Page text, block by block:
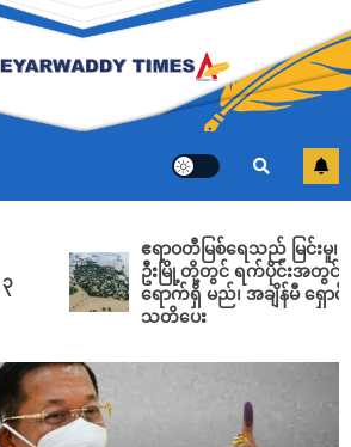
ဧရာဝတီမြစ်ရေသည် မြင်းမူ၊ ပခုက္ကူနှင့် ည
ဦးမြို့တို့တွင် ရက်ပိုင်းအတွင်း စိုးရိမ်ရေမှ
ရောက်ရှိ မည်၊ အချိန်မီ ရှောင်ရှားကြရန်
သတိပေး
ဝတီတိုင်း ရေဘေး ၂ ပတ်နီးပါးကြာမှ ထိုင်းပြန်
တုသမ္မတမင်းအောင်လှိုင် ဟန်ပြကွင်းဆင်း
AUGUST 10, 2026
င်းဆိုချက် ၆ ချက်ကို အမေရိကန် မလိုက်လျော
ဟော်မုဇ်ရေလက်ကြားကို ဆက်ပိတ် ထားမယ်လို့
ြော
AUGUST 10, 2026
းဆိပ်ဆည် ရွေးတုအစိုးရ ရေဖောက်ချ၍ မူးမြစ်
ျှောက် ရေကြီး၊ ပြည်သူ ၈ ဦး သေဆုံးပြီး
AUGUST 10, 2026